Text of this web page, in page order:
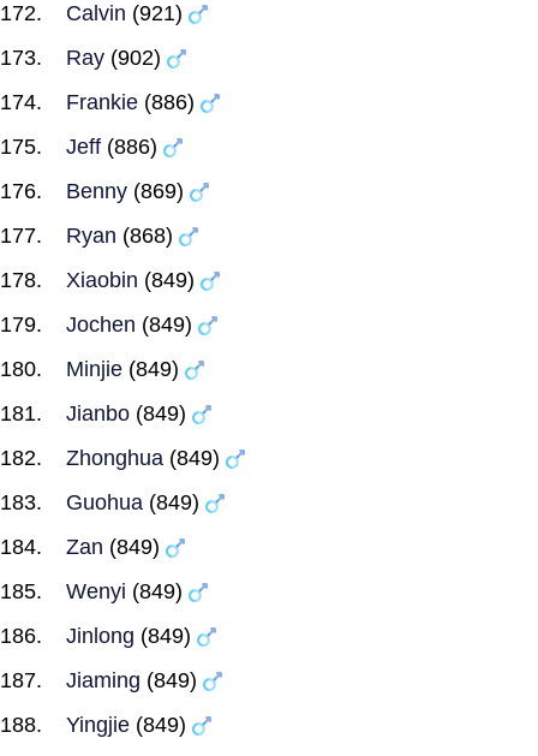
Calvin (921)
Ray (902)
Frankie (886)
Jeff (886)
Benny (869)
Ryan (868)
Xiaobin (849)
Jochen (849)
Minjie (849)
Jianbo (849)
Zhonghua (849)
Guohua (849)
Zan (849)
Wenyi (849)
Jinlong (849)
Jiaming (849)
Yingjie (849)